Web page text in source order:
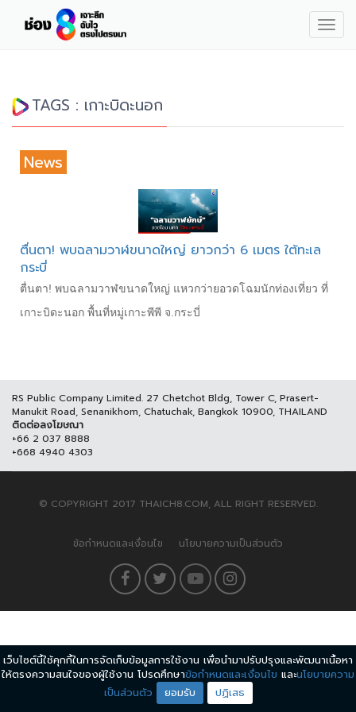
TAGS : เกาะบิดะนอก
News
ตื่นตา! พบฉลามวาฬขนาดใหญ่ ยาวกว่า 6 เมตร ใต้ทะเล
กระบี่
ตื่นตา! พบฉลามวาฬขนาดใหญ่ แหวกว่ายอวดโฉมนักท่องเที่ยว ที่
เกาะบิดะนอก พื้นที่หมู่เกาะพีพี จ.กระบี่
RS Public Company Limited. 27 Chetchot Bldg, Tower C, Prasert-
Manukit Road, Senanikhom, Chatuchak, Bangkok 10900, THAILAND
ติดต่อลงโฆษณา
+66 2 037 8888
+668 4940 4303
© COPYRIGHT 2017 THAICH8.COM, ALL RIGHT RESERVED.
ข้อกำหนดและเงื่อนไข นโยบายความเป็นส่วนตัว
เว็บไซต์นี้ใช้คุกกี้ในการจัดเก็บข้อมูลการใช้งาน เพื่อนำมาปรับปรุงและพัฒนาเนื้อหา
ให้ตรงความสนใจของผู้ใช้งาน โปรดศึกษาข้อกำหนดและเงื่อนไข และนโยบายความ
เป็นส่วนตัว
ยอมรับ ปฏิเสธ